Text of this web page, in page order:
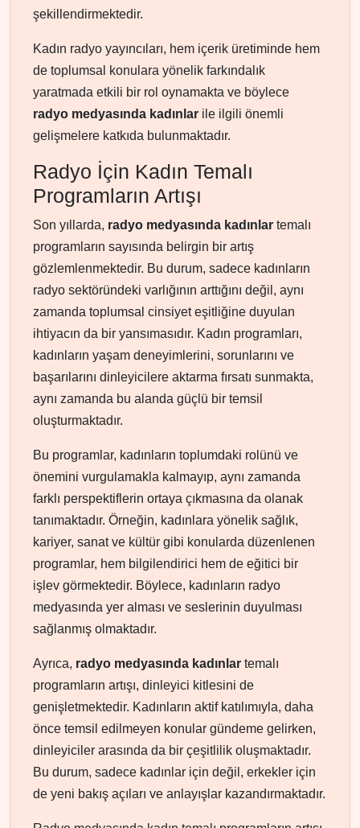
şekillendirmektedir.
Kadın radyo yayıncıları, hem içerik üretiminde hem
de toplumsal konulara yönelik farkındalık
yaratmada etkili bir rol oynamakta ve böylece
radyo medyasında kadınlar ile ilgili önemli
gelişmelere katkıda bulunmaktadır.
Radyo İçin Kadın Temalı
Programların Artışı
Son yıllarda, radyo medyasında kadınlar temalı
programların sayısında belirgin bir artış
gözlemlenmektedir. Bu durum, sadece kadınların
radyo sektöründeki varlığının arttığını değil, aynı
zamanda toplumsal cinsiyet eşitliğine duyulan
ihtiyacın da bir yansımasıdır. Kadın programları,
kadınların yaşam deneyimlerini, sorunlarını ve
başarılarını dinleyicilere aktarma fırsatı sunmakta,
aynı zamanda bu alanda güçlü bir temsil
oluşturmaktadır.
Bu programlar, kadınların toplumdaki rolünü ve
önemini vurgulamakla kalmayıp, aynı zamanda
farklı perspektiflerin ortaya çıkmasına da olanak
tanımaktadır. Örneğin, kadınlara yönelik sağlık,
kariyer, sanat ve kültür gibi konularda düzenlenen
programlar, hem bilgilendirici hem de eğitici bir
işlev görmektedir. Böylece, kadınların radyo
medyasında yer alması ve seslerinin duyulması
sağlanmış olmaktadır.
Ayrıca, radyo medyasında kadınlar temalı
programların artışı, dinleyici kitlesini de
genişletmektedir. Kadınların aktif katılımıyla, daha
önce temsil edilmeyen konular gündeme gelirken,
dinleyiciler arasında da bir çeşitlilik oluşmaktadır.
Bu durum, sadece kadınlar için değil, erkekler için
de yeni bakış açıları ve anlayışlar kazandırmaktadır.